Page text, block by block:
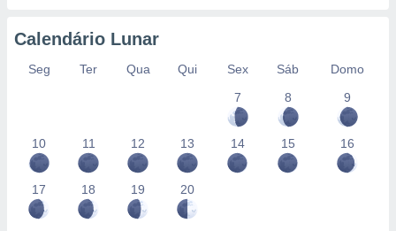
Calendário Lunar
Seg Ter Qua Qui Sex Sáb
Domo
7
8 9
10 11 12 13 14 15 16
17 18 19 20